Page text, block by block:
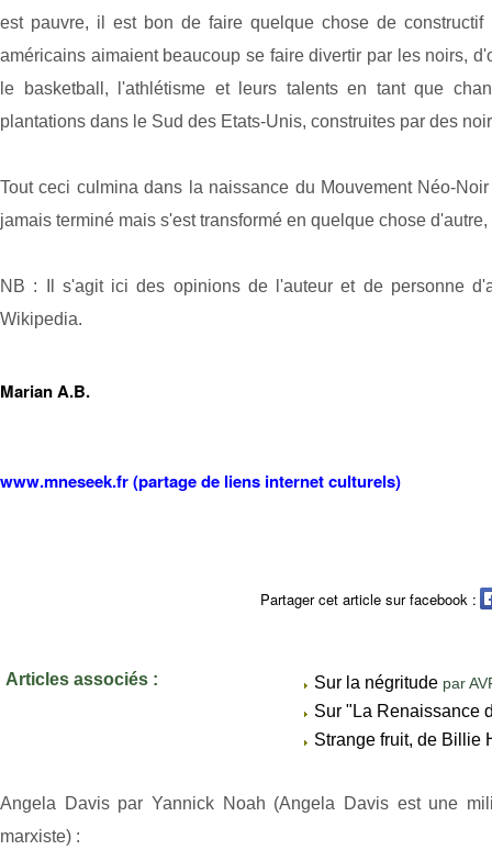
est pauvre, il est bon de faire quelque chose de
américains aimaient beaucoup se faire divertir par les noirs,
le basketball, l'athlétisme et leurs talents en tant que
plantations dans le Sud des Etats-Unis, construites par des
Tout ceci culmina dans la naissance du Mouvement Néo-
jamais terminé mais s'est transformé en quelque chose
NB : Il s'agit ici des opinions de l'auteur et de personne
Wikipedia.
Marian A.B.
www.mneseek.fr (partage de liens internet culturels)
Partager cet article sur facebook :
Articles associés : Sur la négritude par
Sur "La Renaissance
Strange fruit, de Billie
Angela Davis par Yannick Noah (Angela Davis est une
marxiste) :